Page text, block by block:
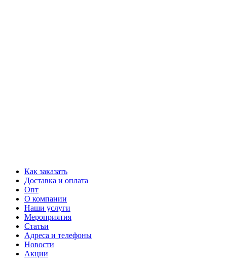
Как заказать
Доставка и оплата
Опт
О компании
Наши услуги
Мероприятия
Статьи
Адреса и телефоны
Новости
Акции